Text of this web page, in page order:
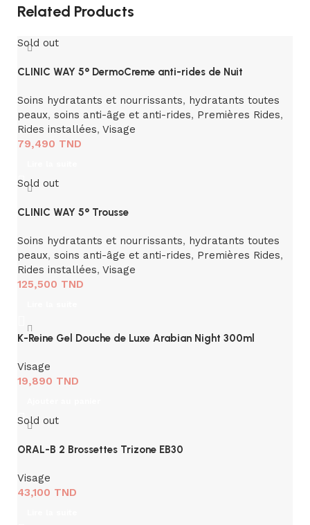
Related Products
Sold out
CLINIC WAY 5° DermoCreme anti-rides de Nuit
Soins hydratants et nourrissants, hydratants toutes
peaux, soins anti-âge et anti-rides, Premières Rides,
Rides installées, Visage
79,490 TND
Sold out
CLINIC WAY 5° Trousse
Soins hydratants et nourrissants, hydratants toutes
peaux, soins anti-âge et anti-rides, Premières Rides,
Rides installées, Visage
125,500 TND
K-Reine Gel Douche de Luxe Arabian Night 300ml
Visage
19,890 TND
Sold out
ORAL-B 2 Brossettes Trizone EB30
Visage
43,100 TND